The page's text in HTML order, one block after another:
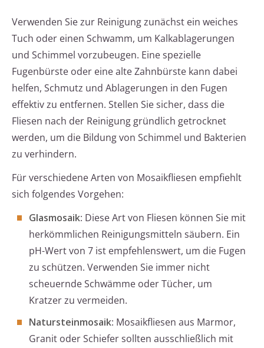
Verwenden Sie zur Reinigung zunächst ein weiches
Tuch oder einen Schwamm, um Kalkablagerungen
und Schimmel vorzubeugen. Eine spezielle
Fugenbürste oder eine alte Zahnbürste kann dabei
helfen, Schmutz und Ablagerungen in den Fugen
effektiv zu entfernen. Stellen Sie sicher, dass die
Fliesen nach der Reinigung gründlich getrocknet
werden, um die Bildung von Schimmel und Bakterien
zu verhindern.
Für verschiedene Arten von Mosaikfliesen empfiehlt
sich folgendes Vorgehen:
Glasmosaik: Diese Art von Fliesen können Sie mit
herkömmlichen Reinigungsmitteln säubern. Ein
pH-Wert von 7 ist empfehlenswert, um die Fugen
zu schützen. Verwenden Sie immer nicht
scheuernde Schwämme oder Tücher, um
Kratzer zu vermeiden.
Natursteinmosaik: Mosaikfliesen aus Marmor,
Granit oder Schiefer sollten ausschließlich mit